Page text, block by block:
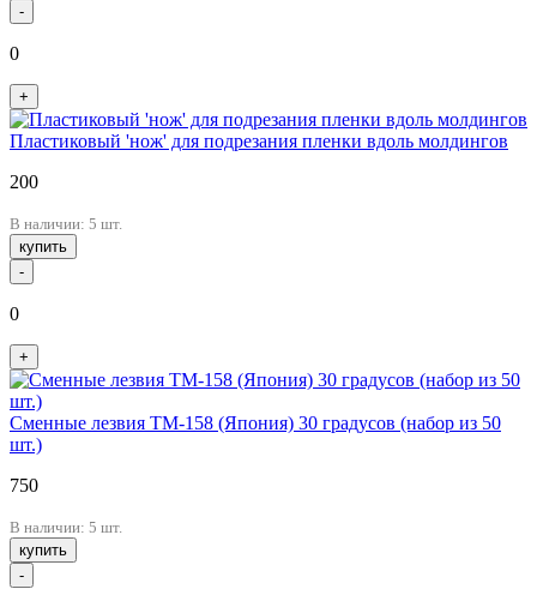
-
0
+
Пластиковый 'нож' для подрезания пленки вдоль молдингов
200
В наличии: 5 шт.
купить
-
0
+
Сменные лезвия TM-158 (Япония) 30 градусов (набор из 50
шт.)
750
В наличии: 5 шт.
купить
-